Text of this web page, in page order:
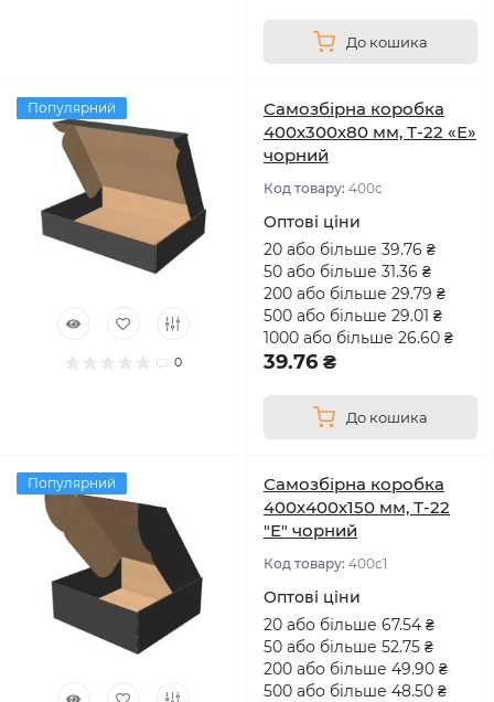
До кошика
Популярний
0
Самозбірна коробка
400х300х80 мм, Т-22 «Е»
чорний
Код товару: 400с
Оптові ціни
20 або більше 39.76 ₴
50 або більше 31.36 ₴
200 або більше 29.79 ₴
500 або більше 29.01 ₴
1000 або більше 26.60 ₴
39.76 ₴
До кошика
Популярний
Самозбірна коробка
400х400х150 мм, Т-22
"Е" чорний
Код товару: 400с1
Оптові ціни
20 або більше 67.54 ₴
50 або більше 52.75 ₴
200 або більше 49.90 ₴
500 або більше 48.50 ₴